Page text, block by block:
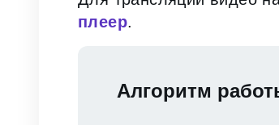
плеер.
Алгоритм